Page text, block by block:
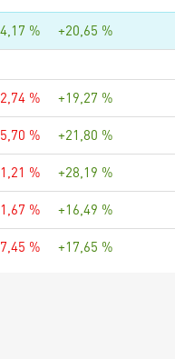
% +20,65 %
% +19,27 %
% +21,80 %
% +28,19 %
% +16,49 %
% +17,65 %